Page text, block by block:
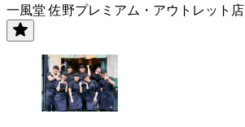
一風堂 佐野プレミアム・アウトレット店